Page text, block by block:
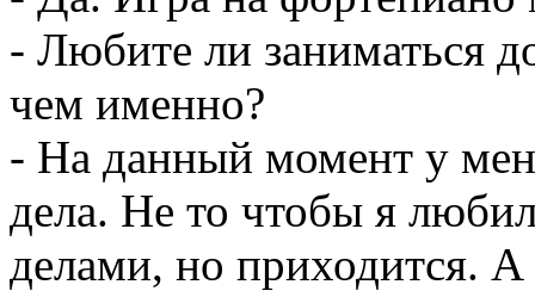
- Любите ли заниматься
чем именно?
- На данный момент у
дела. Не то чтобы я
делами, но приходится.